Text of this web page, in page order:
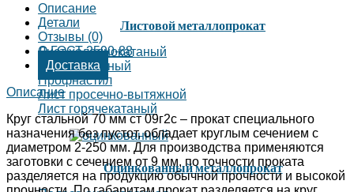
Листовой металлопрокат
Лист холоднокатаный
Лист рифленый
Профнастил
Лист просечно-вытяжной
Лист горячекатаный
Оцинкованный металлопрокат
Описание
Детали
Отзывы (0)
О ГОСТ 2590-88
Доставка
Описание
Круг стальной 70 мм ст 09г2с – прокат специального
назначения без пустот, обладает круглым сечением с
диаметром 2-250 мм. Для производства применяются
заготовки с сечением от 9 мм, по точности проката
разделяется на продукцию обычной прочности и высокой